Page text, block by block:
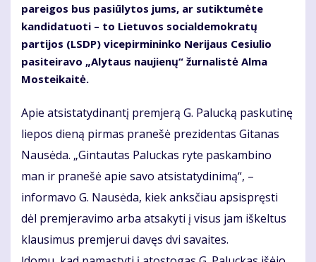
pareigos bus pasiūlytos jums, ar sutiktumėte
kandidatuoti – to Lietuvos socialdemokratų
partijos (LSDP) vicepirmininko Nerijaus Cesiulio
pasiteiravo „Alytaus naujienų“ žurnalistė Alma
Mosteikaitė.
Apie atsistatydinantį premjerą G. Palucką paskutinę
liepos dieną pirmas pranešė prezidentas Gitanas
Nausėda. „Gintautas Paluckas ryte paskambino
man ir pranešė apie savo atsistatydinimą“, –
informavo G. Nausėda, kiek anksčiau apsispręsti
dėl premjeravimo arba atsakyti į visus jam iškeltus
klausimus premjerui davęs dvi savaites.